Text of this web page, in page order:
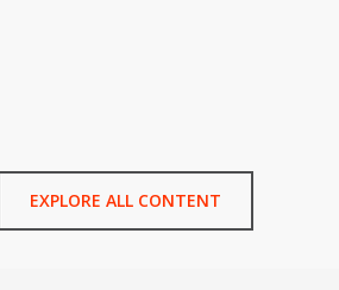
EXPLORE ALL CONTENT